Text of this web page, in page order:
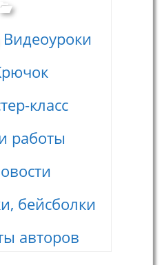
Видеоуроки
класс
работы
бейсболки
авторов